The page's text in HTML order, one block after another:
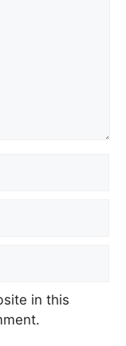
in this